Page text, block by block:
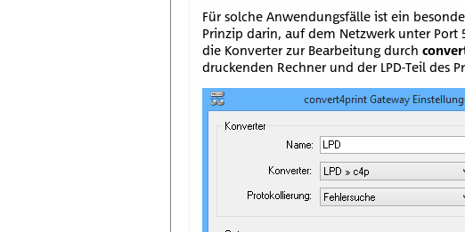
Für solche Anwendungsfälle ist ein
Prinzip darin, auf dem Netzwerk unter
die Konverter zur Bearbeitung durch
druckenden Rechner und der LPD-Teil des